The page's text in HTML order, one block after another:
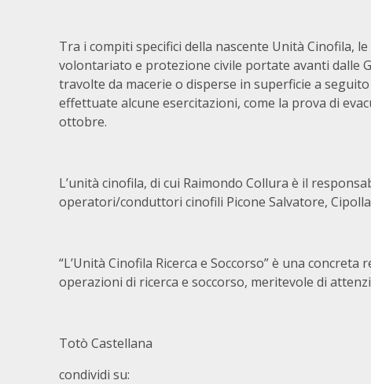
Tra i compiti specifici della nascente Unità Cinofila,
volontariato e protezione civile portate avanti dalle
travolte da macerie o disperse in superficie a
effettuate alcune esercitazioni, come la prova di
ottobre.
L’unità cinofila, di cui Raimondo Collura è il
operatori/conduttori cinofili Picone Salvatore,
“L’Unità Cinofila Ricerca e Soccorso” è una
operazioni di ricerca e soccorso, meritevole di
Totò Castellana
condividi su: